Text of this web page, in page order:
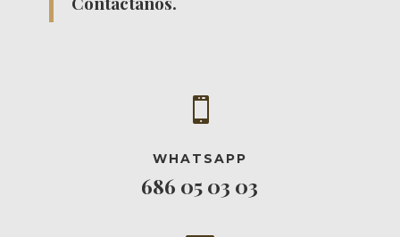

WHATSAPP
686 05 03 03